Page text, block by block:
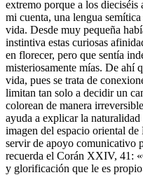
extremo porque a los dieciséis
mi cuenta, una lengua
vida. Desde muy pequeña
instintiva estas curiosas
en florecer, pero que sentía
misteriosamente mías. De ahí
vida, pues se trata de
limitan tan solo a decidir un
colorean de manera
ayuda a explicar la
imagen del espacio oriental
servir de apoyo comunicativo
recuerda el Corán XXIV, 41:
y glorificación que le es